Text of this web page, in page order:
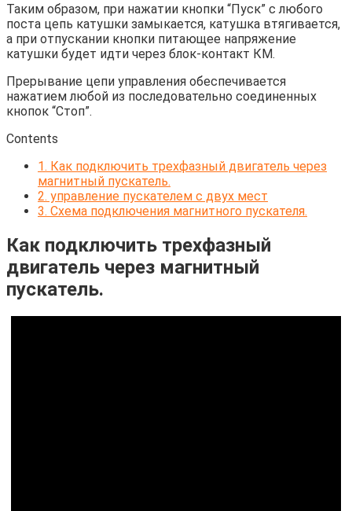
Таким образом, при нажатии кнопки “Пуск” с любого
поста цепь катушки замыкается, катушка втягивается,
а при отпускании кнопки питающее напряжение
катушки будет идти через блок-контакт КМ.
Прерывание цепи управления обеспечивается
нажатием любой из последовательно соединенных
кнопок “Стоп”.
Contents
1. Как подключить трехфазный двигатель через
магнитный пускатель.
2. управление пускателем с двух мест
3. Схема подключения магнитного пускателя.
Как подключить трехфазный
двигатель через магнитный
пускатель.